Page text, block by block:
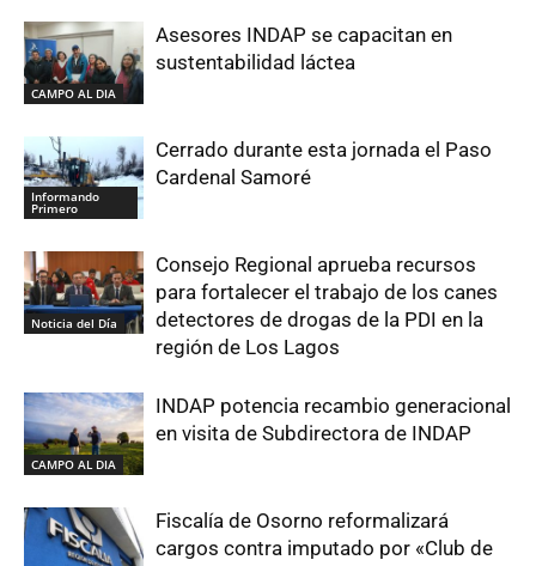
CAMPO AL DIA
Asesores INDAP se capacitan en
sustentabilidad láctea
Informando
Primero
Cerrado durante esta jornada el Paso
Cardenal Samoré
Noticia del Día
Consejo Regional aprueba recursos
para fortalecer el trabajo de los canes
detectores de drogas de la PDI en la
región de Los Lagos
CAMPO AL DIA
INDAP potencia recambio generacional
en visita de Subdirectora de INDAP
Fiscalía de Osorno reformalizará
cargos contra imputado por «Club de